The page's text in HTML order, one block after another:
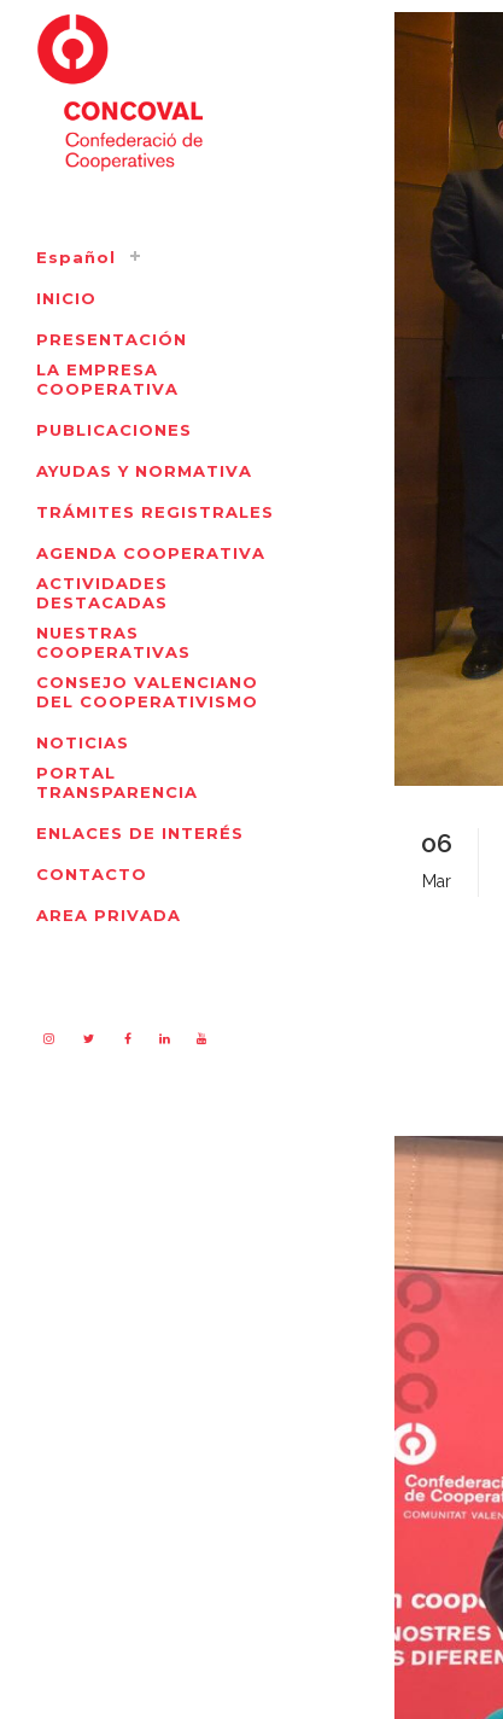
Español
INICIO
PRESENTACIÓN
LA EMPRESA
COOPERATIVA
PUBLICACIONES
AYUDAS Y NORMATIVA
TRÁMITES REGISTRALES
AGENDA COOPERATIVA
ACTIVIDADES
DESTACADAS
NUESTRAS
COOPERATIVAS
CONSEJO VALENCIANO
DEL COOPERATIVISMO
NOTICIAS
PORTAL
TRANSPARENCIA
ENLACES DE INTERÉS
CONTACTO
AREA PRIVADA
06
Mar